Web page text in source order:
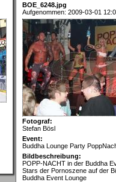
BOE_6248.jpg
Aufgenommen: 2009-03-01
Fotograf:
Stefan Bösl
Event:
Buddha Lounge Party
Bildbeschreibung:
POPP-NACHT in der Buddha
Stars der Pornoszene auf der
Buddha Event Lounge